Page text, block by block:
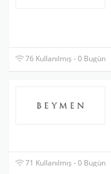
76 Kullanılmış - 0 Bugün
71 Kullanılmış - 0 Bugün